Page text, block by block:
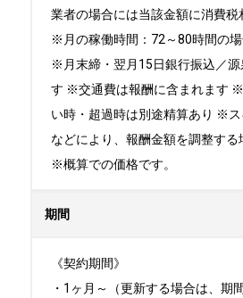
業者の場合には当該金額に消費税
※月の稼働時間：72～80時間の場
※月末締・翌月15日銀行振込／源
す ※交通費は報酬に含まれます
い時・超過時は別途精算あり ※
などにより、報酬金額を調整する
※概算での価格です。
期間
《契約期間》
・1ヶ月～（更新する場合は、期